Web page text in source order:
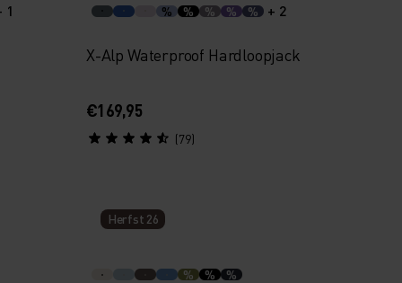
1 % % % % % + 2
X-Alp Waterproof Hardloopjack
€169,95
(79)
Herfst 26
% % %